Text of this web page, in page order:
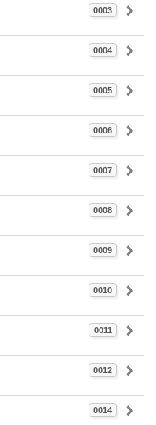
0003
0004
0005
0006
0007
0008
0009
0010
0011
0012
0014